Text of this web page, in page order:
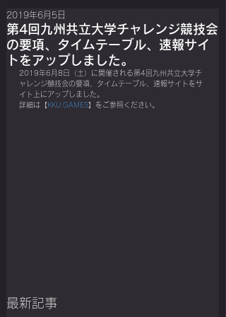
第4回九州共立大学チャレンジ競技会
の要項、タイムテーブル、速報サイ
トをアップしました。
2019年6月5日
2019年6月8日（土）に開催される第4回九州共立大学チ
ャレンジ競技会の要項、タイムテーブル、速報サイトをサ
イト上にアップしました。
詳細は【KKU GAMES】をご参照ください。
最新記事